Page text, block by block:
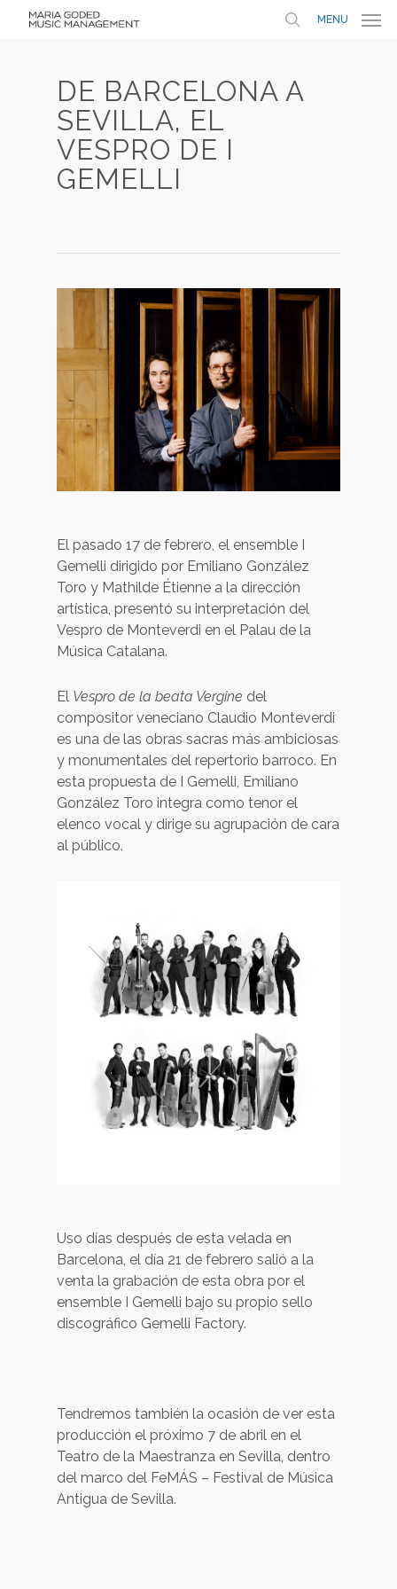
MENU
DE BARCELONA A
SEVILLA, EL
VESPRO DE I
GEMELLI
El pasado 17 de febrero, el ensemble I
Gemelli dirigido por Emiliano González
Toro y Mathilde Étienne a la dirección
artística, presentó su interpretación del
Vespro de Monteverdi en el Palau de la
Música Catalana.
El Vespro de la beata Vergine del
compositor veneciano Claudio Monteverdi
es una de las obras sacras más ambiciosas
y monumentales del repertorio barroco. En
esta propuesta de I Gemelli, Emiliano
González Toro integra como tenor el
elenco vocal y dirige su agrupación de cara
al público.
Uso días después de esta velada en
Barcelona, el día 21 de febrero salió a la
venta la grabación de esta obra por el
ensemble I Gemelli bajo su propio sello
discográfico Gemelli Factory.
Tendremos también la ocasión de ver esta
producción el próximo 7 de abril en el
Teatro de la Maestranza en Sevilla, dentro
del marco del FeMÁS – Festival de Música
Antigua de Sevilla.